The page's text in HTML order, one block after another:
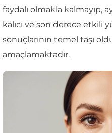
faydalı olmakla kalmayıp,
kalıcı ve son derece etkili
sonuçlarının temel taşı
amaçlamaktadır.